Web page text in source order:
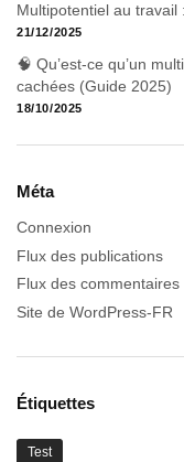
Multipotentiel au travail
21/12/2025
🧠 Qu’est-ce qu’un
cachées (Guide 2025)
18/10/2025
Méta
Connexion
Flux des publications
Flux des commentaires
Site de WordPress-FR
Étiquettes
Test